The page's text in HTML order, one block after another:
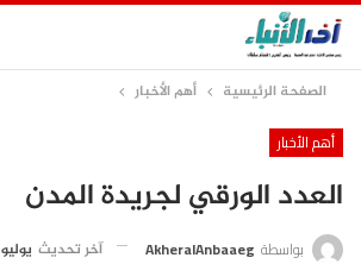
الصفحة الرئيسية أهم الأخبار
أهم الأخبار
العدد الورقي لجريدة المدن
بواسطة AkheralAnbaaeg آخر تحديث يوليو 7, 2021